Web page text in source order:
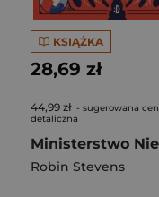
KSIĄŻKA
28,69 zł
44,99 zł - sugerowana
detaliczna
Robin Stevens